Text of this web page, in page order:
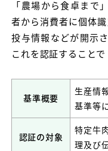
「農場から食卓まで
者から消費者に個体
投与情報などが開示
これを認証することで
基準概要
生産情
基準等
認証の対象
特定牛
理及び